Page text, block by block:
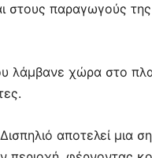
παραγωγούς της
λάμβανε χώρα στο
αποτελεί μια